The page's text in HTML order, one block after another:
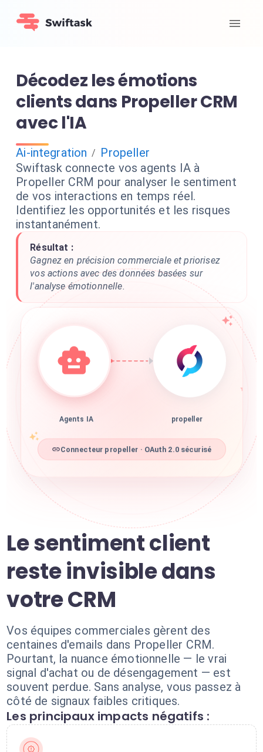
Décodez les émotions
clients dans Propeller CRM
avec l'IA
Ai-integration / Propeller
Swiftask connecte vos agents IA à
Propeller CRM pour analyser le sentiment
de vos interactions en temps réel.
Identifiez les opportunités et les risques
instantanément.
Résultat :
Gagnez en précision commerciale et priorisez
vos actions avec des données basées sur
l'analyse émotionnelle.
Agents IA propeller
Connecteur propeller · OAuth 2.0 sécurisé
Le sentiment client
reste invisible dans
votre CRM
Vos équipes commerciales gèrent des
centaines d'emails dans Propeller CRM.
Pourtant, la nuance émotionnelle — le vrai
signal d'achat ou de désengagement — est
souvent perdue. Sans analyse, vous passez à
côté de signaux faibles critiques.
Les principaux impacts négatifs :